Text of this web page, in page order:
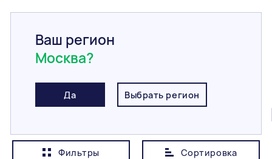
Ваш регион
Москва?
Да Выбрать регион
Главная / Каталог
Фасадная плитка
Фильтры Сортировка